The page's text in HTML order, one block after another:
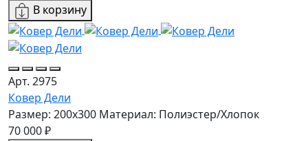
В корзину
Арт. 2975
Ковер Дели
Размер: 200х300 Материал: Полиэстер/Хлопок
70 000 ₽